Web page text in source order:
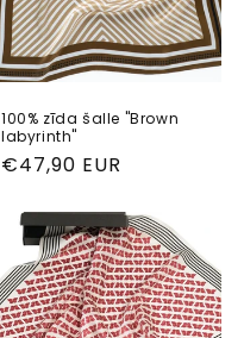
100% zīda šalle "Brown
labyrinth"
Parastā
€47,90 EUR